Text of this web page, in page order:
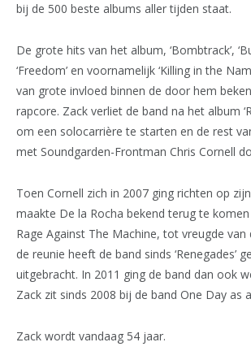
bij de 500 beste albums aller tijden staat.
De grote hits van het album, ‘Bombtrack’,
‘Freedom’ en voornamelijk ‘Killing in the
van grote invloed binnen de door hem
rapcore. Zack verliet de band na het album
om een solocarrière te starten en de rest
met Soundgarden-Frontman Chris Cornell
Toen Cornell zich in 2007 ging richten op
maakte De la Rocha bekend terug te
Rage Against The Machine, tot vreugde van
de reunie heeft de band sinds ‘Renegades’
uitgebracht. In 2011 ging de band dan ook
Zack zit sinds 2008 bij de band One Day as
Zack wordt vandaag 54 jaar.